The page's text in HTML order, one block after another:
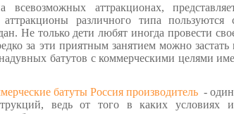
всевозможных аттракционах,
различного типа пользуются
Не только дети любят иногда провести
за эти приятным занятием можно застать
батутов с коммерческими целями
батуты Россия производитель -
ведь от того в каких условиях